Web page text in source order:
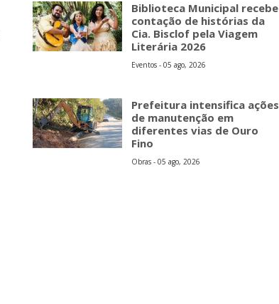
Biblioteca Municipal recebe
contação de histórias da
Cia. Bisclof pela Viagem
Literária 2026
Eventos - 05 ago, 2026
Prefeitura intensifica ações
de manutenção em
diferentes vias de Ouro
Fino
Obras - 05 ago, 2026